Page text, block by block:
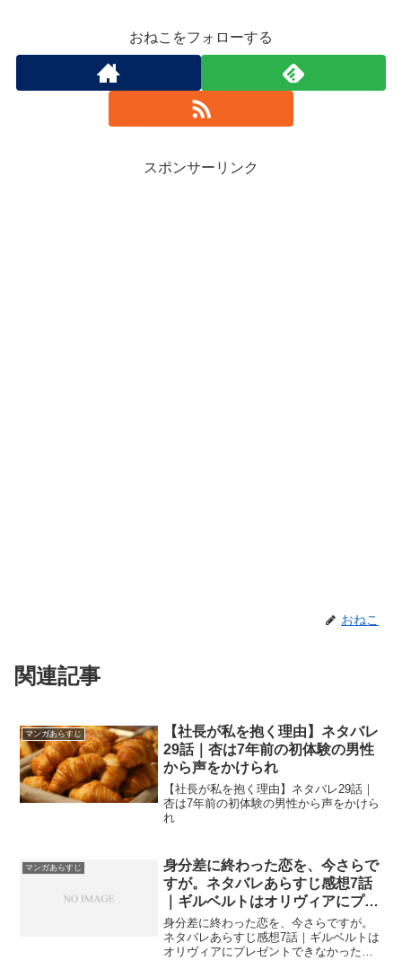
おねこをフォローする
スポンサーリンク
おねこ
関連記事
マンガあらすじ
【社長が私を抱く理由】ネタバレ
29話｜杏は7年前の初体験の男性
から声をかけられ
【社長が私を抱く理由】ネタバレ29話｜
杏は7年前の初体験の男性から声をかけら
れ
マンガあらすじ
身分差に終わった恋を、今さらで
すが。ネタバレあらすじ感想7話
｜ギルベルトはオリヴィアにプレ
ゼントできなかった花を渡す！
身分差に終わった恋を、今さらですが。
ネタバレあらすじ感想7話｜ギルベルトは
オリヴィアにプレゼントできなかった花